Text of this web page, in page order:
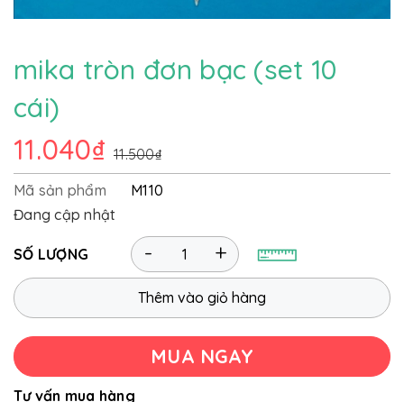
mika tròn đơn bạc (set 10
cái)
11.040₫ 11.500₫
Mã sản phẩm
M110
Đang cập nhật
SỐ LƯỢNG +
-
Thêm vào giỏ hàng
MUA NGAY
Tư vấn mua hàng